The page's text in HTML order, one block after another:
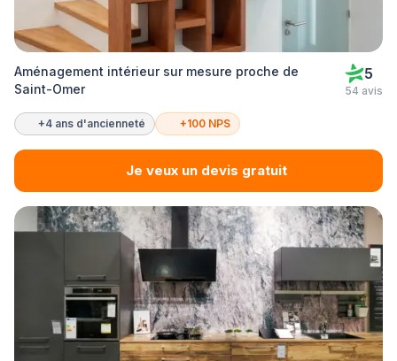
Aménagement intérieur sur mesure proche de
Saint-Omer
5
54 avis
+4 ans d'ancienneté +100 NPS
Je veux un devis gratuit